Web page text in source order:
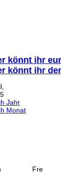
könnt ihr
könnt ihr
Jahr
Monat
Fre